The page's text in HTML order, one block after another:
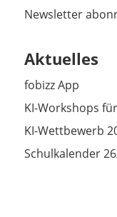
Newsletter
Aktuelles
fobizz App
KI-Workshops
KI-Wettbewerb
Schulkalender